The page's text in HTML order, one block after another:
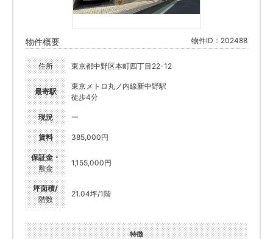
物件概要 物件ID：202488
住所 東京都中野区本町四丁目22-12
最寄駅
東京メトロ丸ノ内線新中野駅
徒歩4分
現況 ー
賃料 385,000円
保証金・
敷金
1,155,000円
坪面積/
階数
21.04坪/1階
特徴